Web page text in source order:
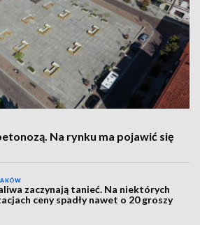
Na rynku ma pojawić się
zaczynają tanieć. Na niektórych
ceny spadły nawet o 20 groszy